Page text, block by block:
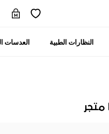
النظارات الطبية العدسات